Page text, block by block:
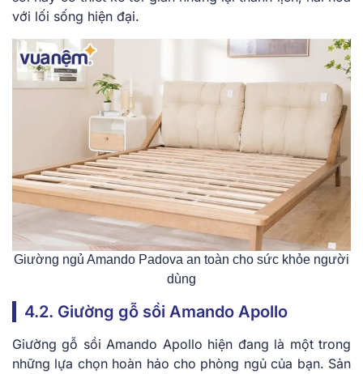
với lối sống hiện đại.
Giường ngủ Amando Padova an toàn cho sức khỏe người
dùng
4.2. Giường gỗ sồi Amando Apollo
Giường gỗ sồi Amando Apollo hiện đang là một trong
những lựa chọn hoàn hảo cho phòng ngủ của bạn. Sản